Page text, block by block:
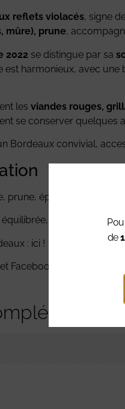
reflets violacés, signe
mûre), prune,
2022 se distingue par sa
est harmonieux, avec
les viandes rouges,
se conserver quelques
Bordeaux convivial,
prune, épices, boisé léger.
tanins fins, finale
: ici !
et Facebook
de